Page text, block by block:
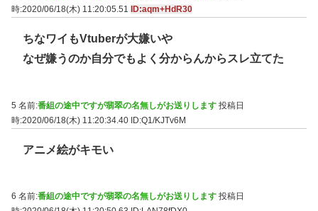
時:2020/06/18(木) 11:20:05.51
ID:aqm+HdR30
ちなワイもVtuberが大嫌いや
なぜ嫌うのか自分でもよく分からんからスレ立てた
5 名前:番組の途中ですが翡翠の名無しがお送りします 投稿日
時:2020/06/18(木) 11:20:34.40 ID:Q1/KJTv6M
アニメ絵がキモい
6 名前:番組の途中ですが翡翠の名無しがお送りします 投稿日